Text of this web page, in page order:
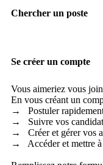
Chercher un poste
Se créer un compte
Vous aimeriez vous
En vous créant un
→ Postuler
→ Suivre vos
→ Créer et gérer vos
→ Accéder et mettre à